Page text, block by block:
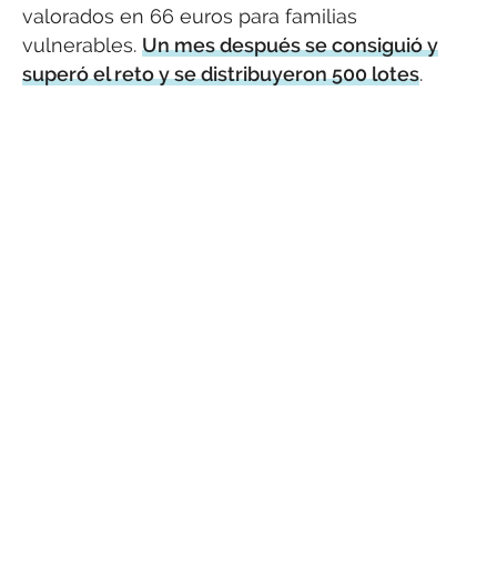
valorados en 66 euros para familias
vulnerables. Un mes después se consiguió y
superó el reto y se distribuyeron 500 lotes.